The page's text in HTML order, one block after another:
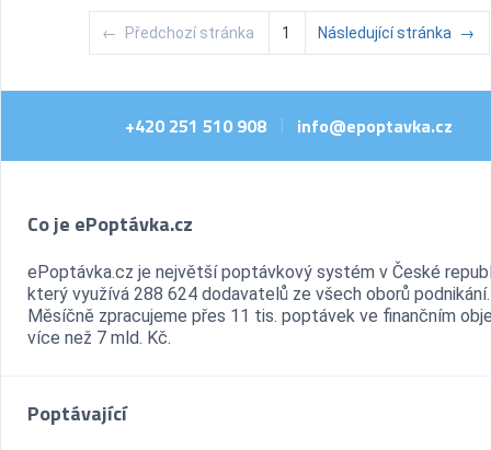
← Předchozí stránka 1 Následující stránka →
+420 251 510 908 | info@epoptavka.cz
Co je ePoptávka.cz
ePoptávka.cz je největší poptávkový systém v České
který využívá 288 624 dodavatelů ze všech oborů podnikání.
Měsíčně zpracujeme přes 11 tis. poptávek ve finančním
více než 7 mld. Kč.
Poptávající